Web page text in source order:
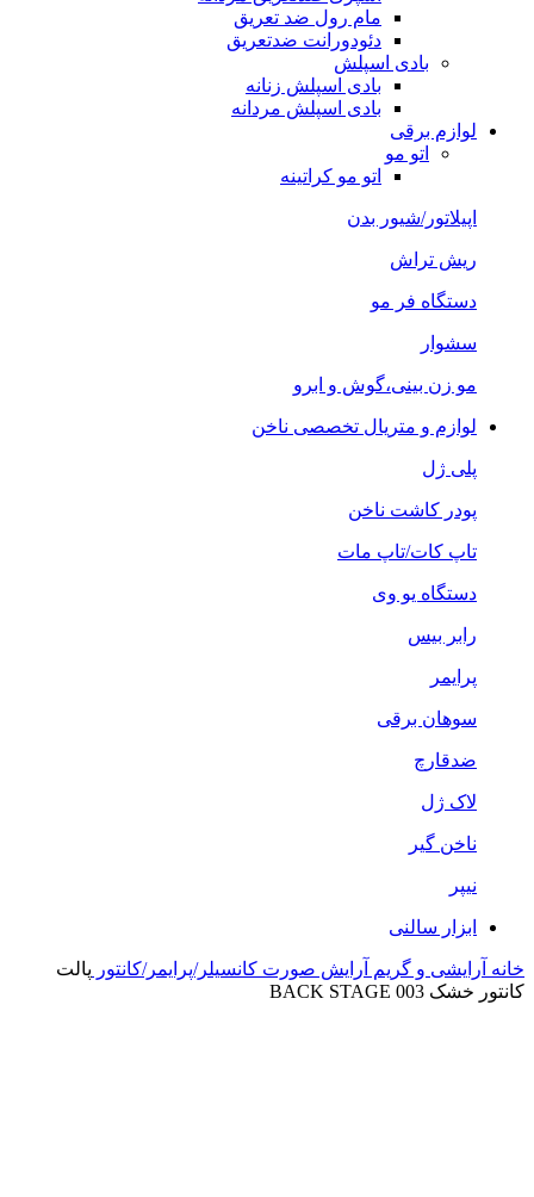
مام رول ضد تعریق
دئودورانت ضدتعریق
بادی اسپلش
بادی اسپلش زنانه
بادی اسپلش مردانه
لوازم برقی
اتو مو
اتو مو کراتینه
اپیلاتور/شیور بدن
ریش تراش
دستگاه فر مو
سشوار
مو زن بینی،گوش و ابرو
لوازم و متریال تخصصی ناخن
پلی ژل
پودر کاشت ناخن
تاپ کات/تاپ مات
دستگاه یو وی
رابر بیس
پرایمر
سوهان برقی
ضدقارچ
لاک ژل
ناخن گیر
نیپر
ابزار سالنی
خانه آرایشی و گریم آرایش صورت کانسیلر/پرایمر/کانتور پالت
کانتور خشک BACK STAGE 003